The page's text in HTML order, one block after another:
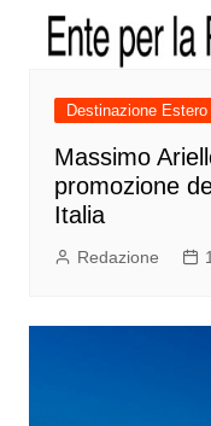
Destinazione Estero
Massimo
promozione
Italia
Redazione